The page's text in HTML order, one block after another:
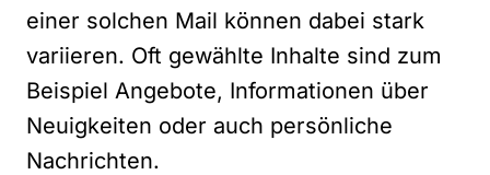
einer solchen Mail können dabei stark
variieren. Oft gewählte Inhalte sind zum
Beispiel Angebote, Informationen über
Neuigkeiten oder auch persönliche
Nachrichten.